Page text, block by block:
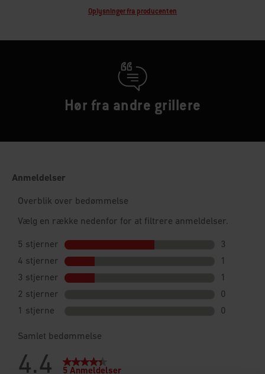
Oplysninger fra producenten
Hør fra andre grillere